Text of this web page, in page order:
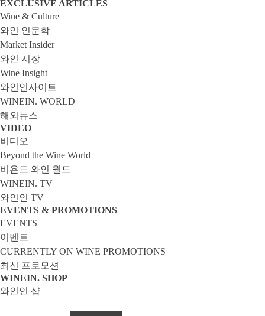
EXCLUSIVE ARTICLES
VIDEO
비디오
EVENTS & PROMOTIONS
WINEIN. SHOP
와인인 샵